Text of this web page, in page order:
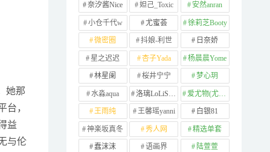
她那
台，
益
与伦
奈汐酱Nice 妲己_Toxic 安然anran
小仓千代w 尤蜜荟 徐莉芝Booty
微密圈 抖娘-利世 日奈娇
星之迟迟 杏子Yada 杨晨晨Yome
林星阑 桜井宁宁 梦心玥
水淼aqua 洛璃LoLiSAMA 爱尤物(尤果网)
王雨纯 王馨瑶yanni 白银81
神楽坂真冬 秀人网 精选单套
蠢沫沫 语画界 陆萱萱